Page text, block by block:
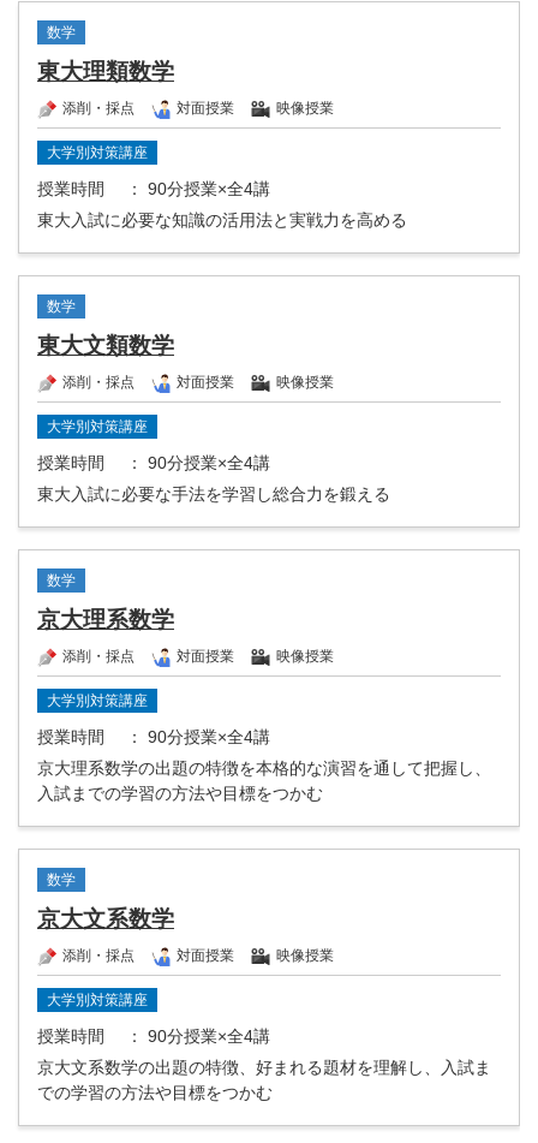
数学
東大理類数学
添削・採点 対面授業 映像授業
大学別対策講座
授業時間
： 90分授業×全4講
東大入試に必要な知識の活用法と実戦力を高める
数学
東大文類数学
添削・採点 対面授業 映像授業
大学別対策講座
授業時間
： 90分授業×全4講
東大入試に必要な手法を学習し総合力を鍛える
数学
京大理系数学
添削・採点 対面授業 映像授業
大学別対策講座
授業時間
： 90分授業×全4講
京大理系数学の出題の特徴を本格的な演習を通して把握し、
入試までの学習の方法や目標をつかむ
数学
京大文系数学
添削・採点 対面授業 映像授業
大学別対策講座
授業時間
： 90分授業×全4講
京大文系数学の出題の特徴、好まれる題材を理解し、入試ま
での学習の方法や目標をつかむ